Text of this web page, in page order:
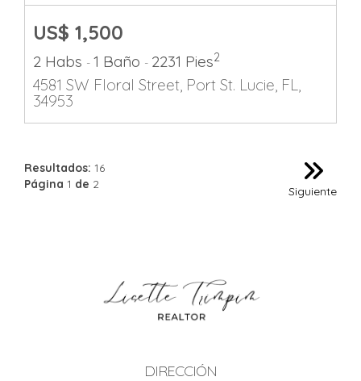
US$ 1,500
2 Habs - 1 Baño - 2231 Pies2
4581 SW Floral Street, Port St. Lucie, FL,
34953
Siguiente
Resultados: 16
Página 1 de 2
DIRECCIÓN